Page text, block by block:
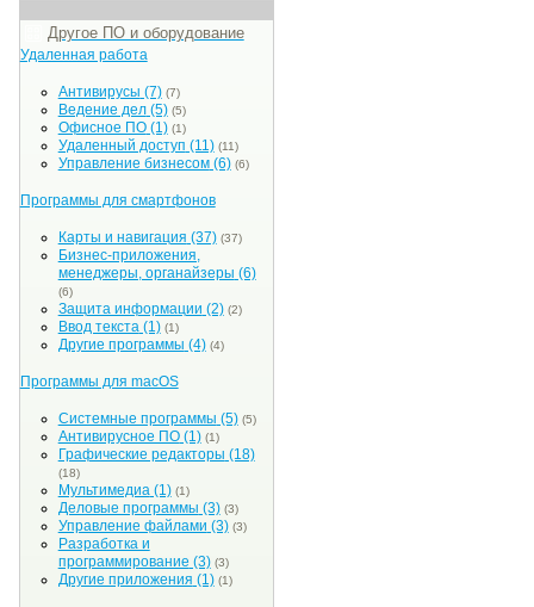
Другое ПО и оборудование
Удаленная работа
Антивирусы (7) (7)
Ведение дел(5) (5)
Офисное ПО(1) (1)
Удаленный доступ (11) (11)
Управление бизнесом(6) (6)
Программы для смартфонов
Карты и навигация (37) (37)
Бизнес-приложения,
менеджеры, органайзеры (6)
(6)
Защита информации (2) (2)
Ввод текста(1) (1)
Другие программы (4) (4)
Программы для macOS
Системные программы (5) (5)
Антивирусное ПО(1) (1)
Графические редакторы (18)
(18)
Мультимедиа(1) (1)
Деловые программы (3) (3)
Управление файлами (3) (3)
Разработка и
программирование (3) (3)
Другие приложения (1) (1)